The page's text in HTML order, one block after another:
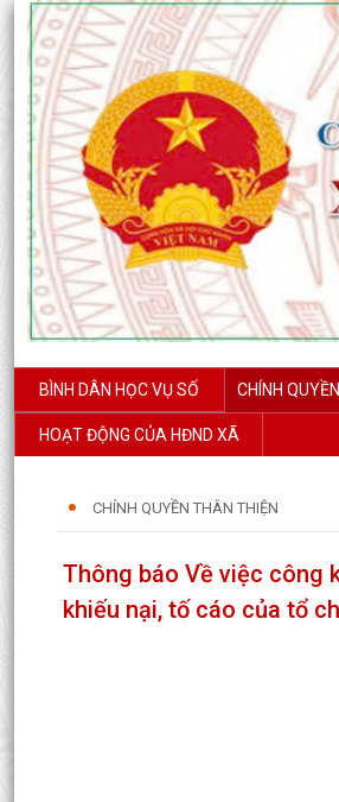
BÌNH DÂN HỌC VỤ SỐ CHÍNH
HOẠT ĐỘNG CỦA HĐND XÃ
CHÍNH QUYỀN THÂN THIỆN
Thông báo Về việc công
khiếu nại, tố cáo của tổ